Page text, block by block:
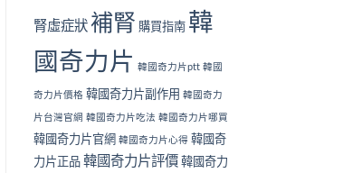
腎虛症狀補腎 購買指南 韓
國奇力片 韓國奇力片ptt 韓國
奇力片價格 韓國奇力片副作用 韓國奇力
片台灣官網 韓國奇力片吃法 韓國奇力片哪買
韓國奇力片官網 韓國奇力片心得 韓國奇
力片正品 韓國奇力片評價 韓國奇力